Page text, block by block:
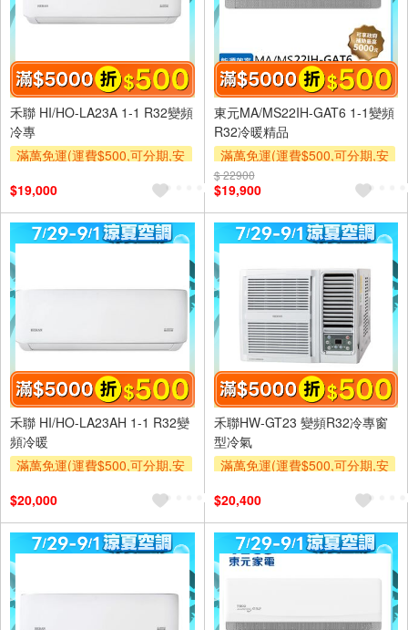
禾聯 HI/HO-LA23A 1-1 R32變頻
冷專
滿萬免運(運費$500,可分期,安
及使用6期以上分期0利率,需付
基本安裝運費)
滿額折$500
滿額贈券
$19,000
東元MA/MS22IH-GAT6 1-1變頻
R32冷暖精品
滿萬免運(運費$500,可分期,安
裝跨區費另計,單品未滿1萬元
及使用6期以上分期0利率,需付
基本安裝運費)
滿額折$500
滿額贈券
$ 22900
$19,900
禾聯 HI/HO-LA23AH 1-1 R32變
頻冷暖
滿萬免運(運費$500,可分期,安
及使用6期以上分期0利率,需付
基本安裝運費)
滿額折$500
滿額贈券
$20,000
禾聯HW-GT23 變頻R32冷專窗
型冷氣
滿萬免運(運費$500,可分期,安
及使用6期以上分期0利率,需付
基本安裝運費)
滿額折$500
滿額贈券
$20,400